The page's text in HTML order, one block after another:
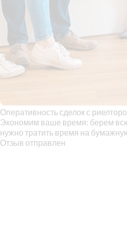
Оперативность сделок с
Экономим ваше время: берем
нужно тратить время на
Отзыв отправлен